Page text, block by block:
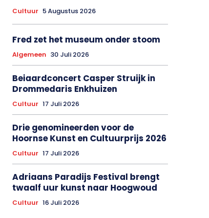
Cultuur 5 Augustus 2026
Fred zet het museum onder stoom
Algemeen 30 Juli 2026
Beiaardconcert Casper Struijk in
Drommedaris Enkhuizen
Cultuur 17 Juli 2026
Drie genomineerden voor de
Hoornse Kunst en Cultuurprijs 2026
Cultuur 17 Juli 2026
Adriaans Paradijs Festival brengt
twaalf uur kunst naar Hoogwoud
Cultuur 16 Juli 2026